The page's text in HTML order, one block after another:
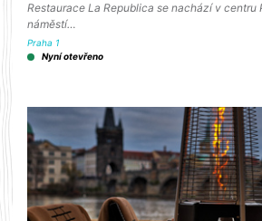
Restaurace La Republica se nachází v centru
náměstí…
Praha 1
Nyní otevřeno